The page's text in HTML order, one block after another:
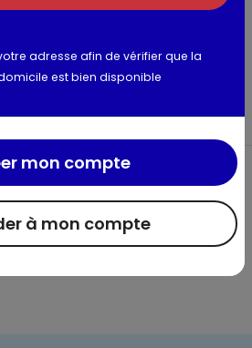
12 bigoudis
adresse afin de vérifier que la
est bien disponible
à mon compte
mon compte